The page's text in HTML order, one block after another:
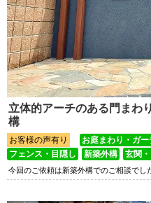
立体的アーチのある門まわ
構
お客様の声有り お庭まわり・ガ
フェンス・目隠し
新築外構 玄関
今回のご依頼は新築外構でのご相談でし